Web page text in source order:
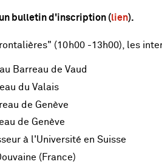
bulletin d'inscription (lien).
(10h00 -13h00), les
Barreau de Vaud
du Valais
de Genève
de Genève
à l'Université en Suisse
(France)